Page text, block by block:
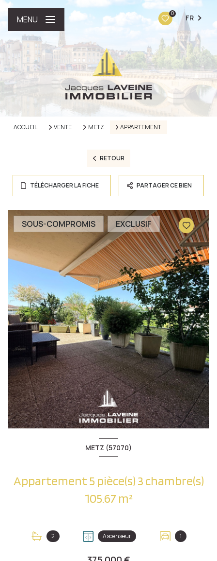
0 FR
MENU
ACCUEIL VENTE METZ APPARTEMENT
RETOUR
TÉLÉCHARGER LA FICHE PARTAGER CE BIEN
SOUS-COMPROMIS EXCLUSIF
METZ (57070)
Appartement 5 pièce(s) 3 chambre(s)
105.67 m²
2 Ascenseur 1